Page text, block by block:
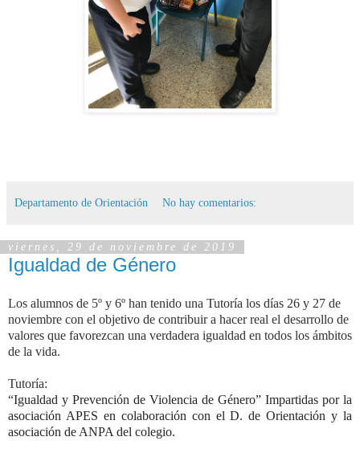
Departamento de Orientación No hay comentarios:
viernes, 29 de noviembre de 2019
Igualdad de Género
Los alumnos de 5º y 6º han tenido una Tutoría los días 26 y 27 de
noviembre con el objetivo de contribuir a hacer real el desarrollo de
valores que favorezcan una verdadera igualdad en todos los ámbitos
de la vida.
Tutoría:
“Igualdad y Prevención de Violencia de Género” Impartidas por la
asociación APES en colaboración con el D. de Orientación y la
asociación de ANPA del colegio.